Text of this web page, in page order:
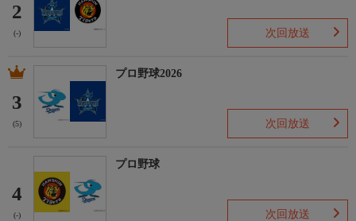
2
(-) 次回放送
3
(5)
プロ野球2026
次回放送
4
(-)
プロ野球
次回放送